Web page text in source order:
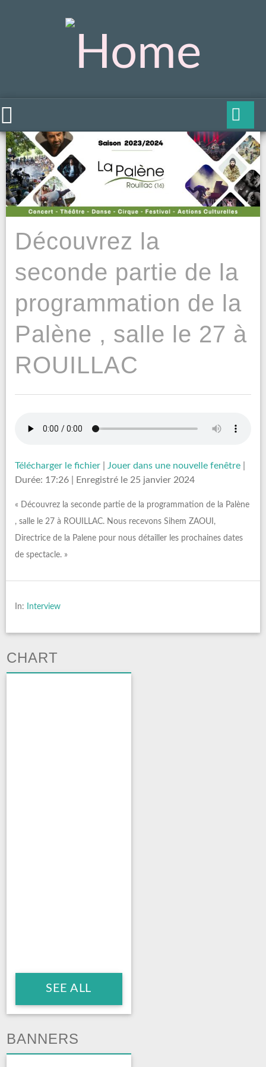
Découvrez la
seconde partie de la
programmation de la
Palène , salle le 27 à
ROUILLAC
Télécharger le fichier Jouer dans une nouvelle fenêtre
Durée: 17:26
Enregistré le 25 janvier 2024
« Découvrez la seconde partie de la programmation de la Palène
, salle le 27 à ROUILLAC. Nous recevons Sihem ZAOUI,
Directrice de la Palene pour nous détailler les prochaines dates
de spectacle. »
In: Interview
CHART
SEE ALL
BANNERS